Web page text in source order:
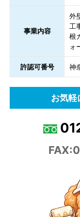
事業内容
外
工
根
ォ
許認可番号 神
お気軽